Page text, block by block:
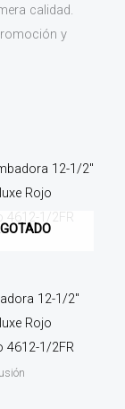
calidad.
y
12-1/2″
Rojo
4612-1/2FR